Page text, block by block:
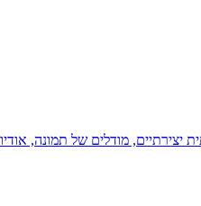
מודלים של תמונה, אודיו